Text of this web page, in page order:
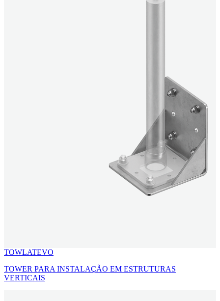
TOWLATEVO
TOWER PARA INSTALAÇÃO EM ESTRUTURAS
VERTICAIS